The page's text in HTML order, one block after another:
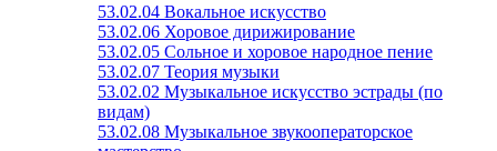
53.02.04 Вокальное искусство
53.02.06 Хоровое дирижирование
53.02.05 Сольное и хоровое народное пение
53.02.07 Теория музыки
53.02.02 Музыкальное искусство эстрады (по
видам)
53.02.08 Музыкальное звукооператорское